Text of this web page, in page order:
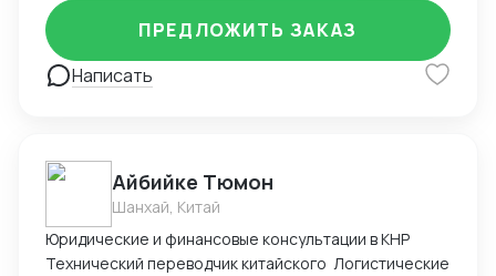
Написать
ПРЕДЛОЖИТЬ ЗАКАЗ
Айбийке Тюмон
Шанхай, Китай
Юридические и финансовые консультации в КНР
Технический переводчик китайского Логистические